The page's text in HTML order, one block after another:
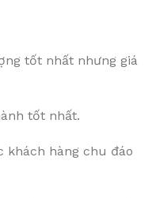
tốt nhất nhưng giá
tốt nhất.
khách hàng chu đáo